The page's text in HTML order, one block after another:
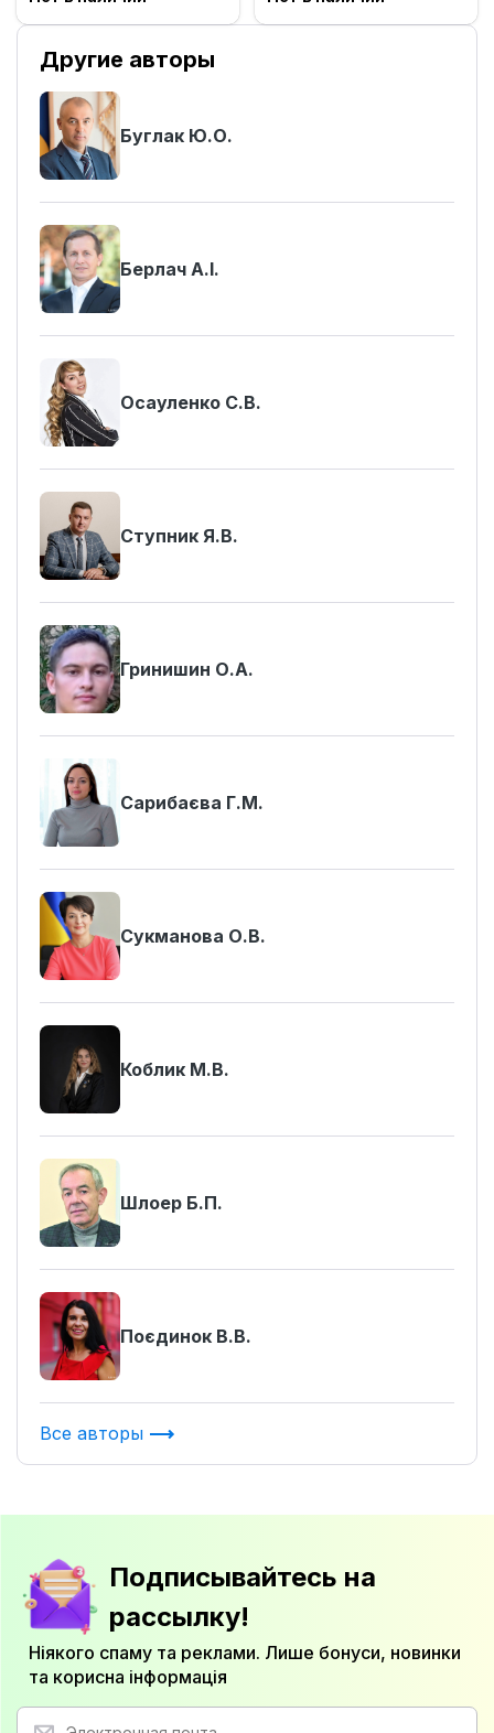
Другие авторы
Буглак Ю.О.
Берлач А.І.
Осауленко С.В.
Ступник Я.В.
Гринишин О.А.
Сарибаєва Г.М.
Сукманова О.В.
Коблик М.В.
Шлоер Б.П.
Поєдинок В.В.
Все авторы
Подписывайтесь на
рассылку!
Ніякого спаму та реклами. Лише бонуси, новинки
та корисна інформація